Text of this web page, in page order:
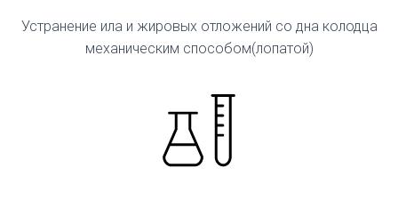
Устранение ила и жировых отложений со дна колодца
механическим способом(лопатой)